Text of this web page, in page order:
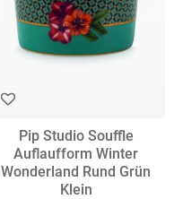
Pip Studio Souffle
Auflaufform Winter
Wonderland Rund Grün
Klein